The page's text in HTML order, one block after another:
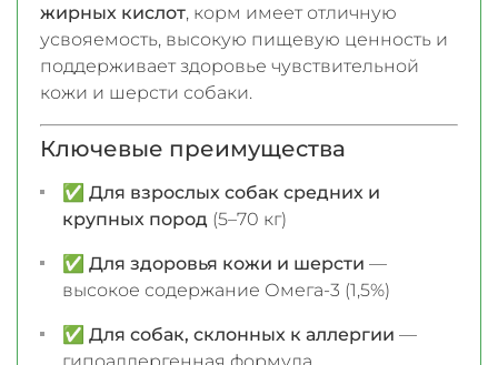
жирных кислот, корм имеет отличную
усвояемость, высокую пищевую ценность и
поддерживает здоровье чувствительной
кожи и шерсти собаки.
Ключевые преимущества
✅ Для взрослых собак средних и
крупных пород (5–70 кг)
✅ Для здоровья кожи и шерсти —
высокое содержание Омега-3 (1,5%)
✅ Для собак, склонных к аллергии —
гипоаллергенная формула